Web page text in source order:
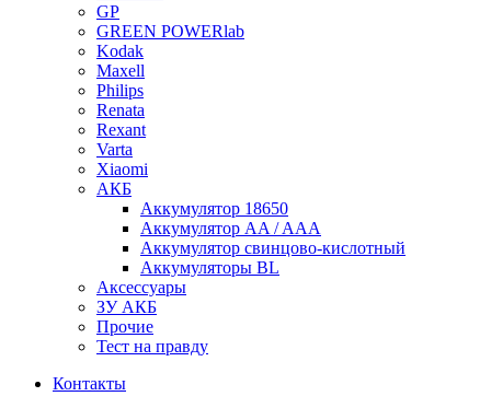
GP
GREEN POWERlab
Kodak
Maxell
Philips
Renata
Rexant
Varta
Xiaomi
АКБ
Аккумулятор 18650
Аккумулятор AA / AAA
Аккумулятор свинцово-кислотный
Аккумуляторы BL
Аксессуары
ЗУ АКБ
Прочие
Тест на правду
Контакты